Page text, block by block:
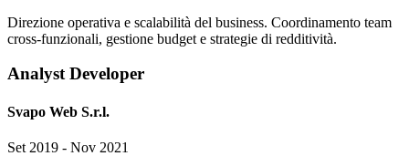
Direzione operativa e scalabilità del business. Coordinamento team
cross-funzionali, gestione budget e strategie di redditività.
Analyst Developer
Svapo Web S.r.l.
Set 2019 - Nov 2021